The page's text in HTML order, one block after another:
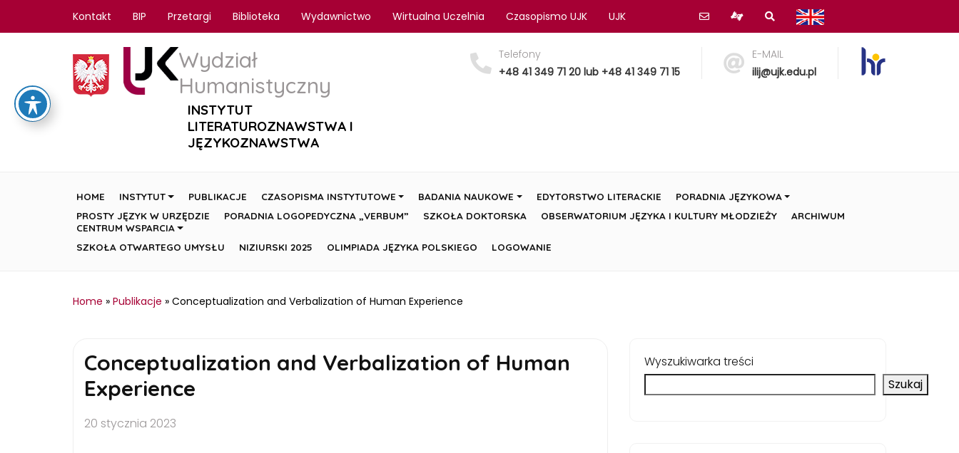
Kontakt BIP Przetargi Biblioteka Wydawnictwo Wirtualna Uczelnia Czasopismo UJK UJK
Wydział
Humanistyczny
INSTYTUT
LITERATUROZNAWSTWA I
JĘZYKOZNAWSTWA
Telefony
+48 41 349 71 20 lub +48 41 349 71 15
E-MAIL
ilij@ujk.edu.pl
HOME INSTYTUT PUBLIKACJE CZASOPISMA INSTYTUTOWE BADANIA NAUKOWE EDYTORSTWO LITERACKIE
PORADNIA JĘZYKOWA
PROSTY JĘZYK W URZĘDZIE
CENTRUM WSPARCIA
PORADNIA LOGOPEDYCZNA „VERBUM” SZKOŁA DOKTORSKA OBSERWATORIUM JĘZYKA I KULTURY MŁODZIEŻY ARCHIWUM
SZKOŁA OTWARTEGO UMYSŁU NIZIURSKI 2025 OLIMPIADA JĘZYKA POLSKIEGO LOGOWANIE
Home » Publikacje » Conceptualization and Verbalization of Human Experience
Conceptualization and Verbalization of Human
Experience
20 stycznia 2023
Wyszukiwarka treści
Szukaj